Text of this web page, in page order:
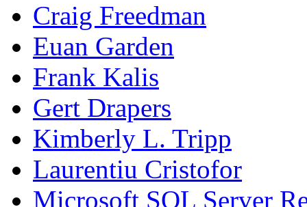
Craig Freedman
Euan Garden
Frank Kalis
Gert Drapers
Kimberly L. Tripp
Laurentiu Cristofor
Microsoft SQL Server